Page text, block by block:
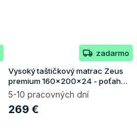
zadarmo
Vysoký taštičkový matrac Zeus
premium 160x200x24 - poťah
Aloe Vera
5-10 pracovných dní
269 €